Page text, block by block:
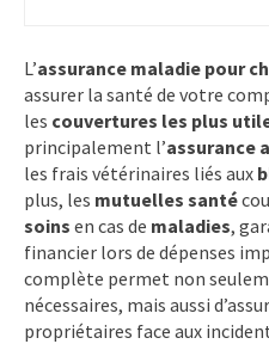
L’assurance maladie pour
assurer la santé de votre
les couvertures les plus
principalement l’assurance
les frais vétérinaires liés aux
plus, les mutuelles santé
soins en cas de maladies,
financier lors de dépenses
complète permet non
nécessaires, mais aussi
propriétaires face aux